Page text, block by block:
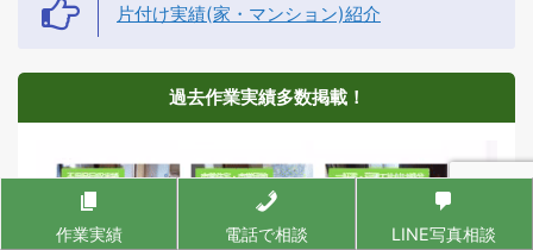
片付け実績(家・マンション)紹介
過去作業実績多数掲載！
作業実績 電話で相談 LINE写真相談